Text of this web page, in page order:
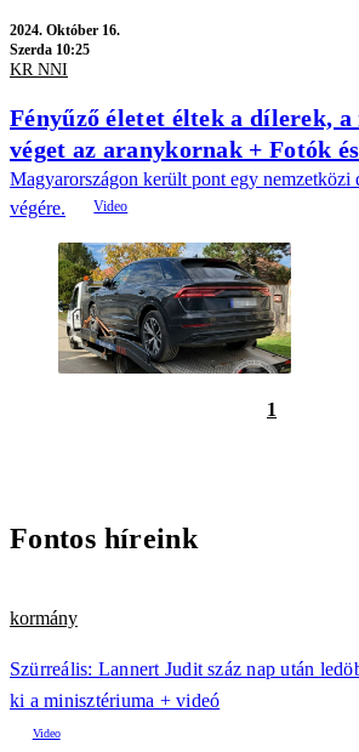
2024. Október 16.
Szerda 10:25
KR NNI
Fényűző életet éltek a dílerek,
véget az aranykornak + Fotók
Magyarországon került pont egy nemzetközi
végére.
1
Fontos híreink
kormány
Szürreális: Lannert Judit száz nap után
ki a minisztériuma + videó